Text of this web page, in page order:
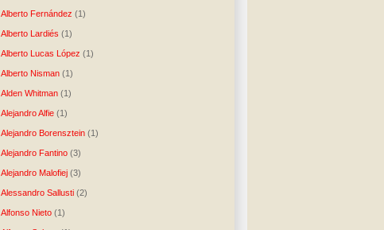
Alberto Fernández (1)
Alberto Lardiés (1)
Alberto Lucas López (1)
Alberto Nisman (1)
Alden Whitman (1)
Alejandro Alfie (1)
Alejandro Borensztein (1)
Alejandro Fantino (3)
Alejandro Malofiej (3)
Alessandro Sallusti (2)
Alfonso Nieto (1)